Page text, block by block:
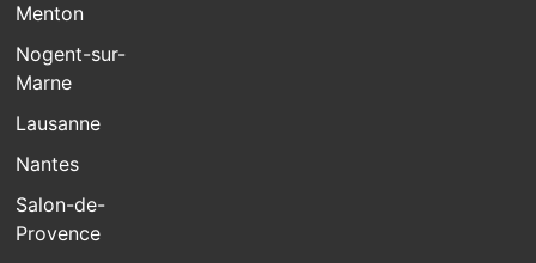
Menton
Nogent-sur-
Marne
Lausanne
Nantes
Salon-de-
Provence